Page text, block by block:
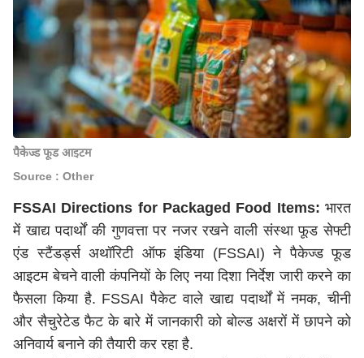
पैकेज्ड फूड आइटम
Source : Other
FSSAI Directions for Packaged Food Items: भारत
में खाद्य पदार्थों की गुणवत्ता पर नजर रखने वाली संस्था फूड सेफ्टी
एंड स्टैंडर्ड्स अथॉरिटी ऑफ इंडिया (FSSAI) ने पैकेज्ड फूड
आइटम बेचने वाली कंपनियों के लिए नया दिशा निर्देश जारी करने का
फैसला किया है. FSSAI पैकेट वाले खाद्य पदार्थों में नमक, चीनी
और सैचुरेटेड फैट के बारे में जानकारी को बोल्ड अक्षरों में छापने को
अनिवार्य बनाने की तैयारी कर रहा है.